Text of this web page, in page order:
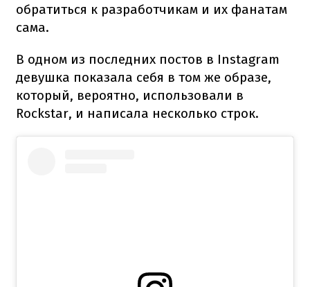
обратиться к разработчикам и их фанатам
сама.
В одном из последних постов в Instagram
девушка показала себя в том же образе,
который, вероятно, использовали в
Rockstar, и написала несколько строк.